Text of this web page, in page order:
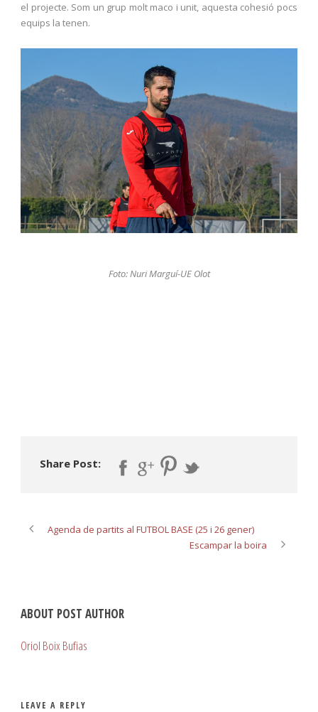
el projecte. Som un grup molt maco i unit, aquesta cohesió pocs
equips la tenen.
Foto: Nuri Marguí-UE Olot
Share Post:
Agenda de partits al FUTBOL BASE (25 i 26 gener)
Escampar la boira
ABOUT POST AUTHOR
Oriol Boix Bufias
LEAVE A REPLY